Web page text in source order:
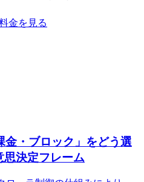
金を見る
・ブロック」をどう選
決定フレーム